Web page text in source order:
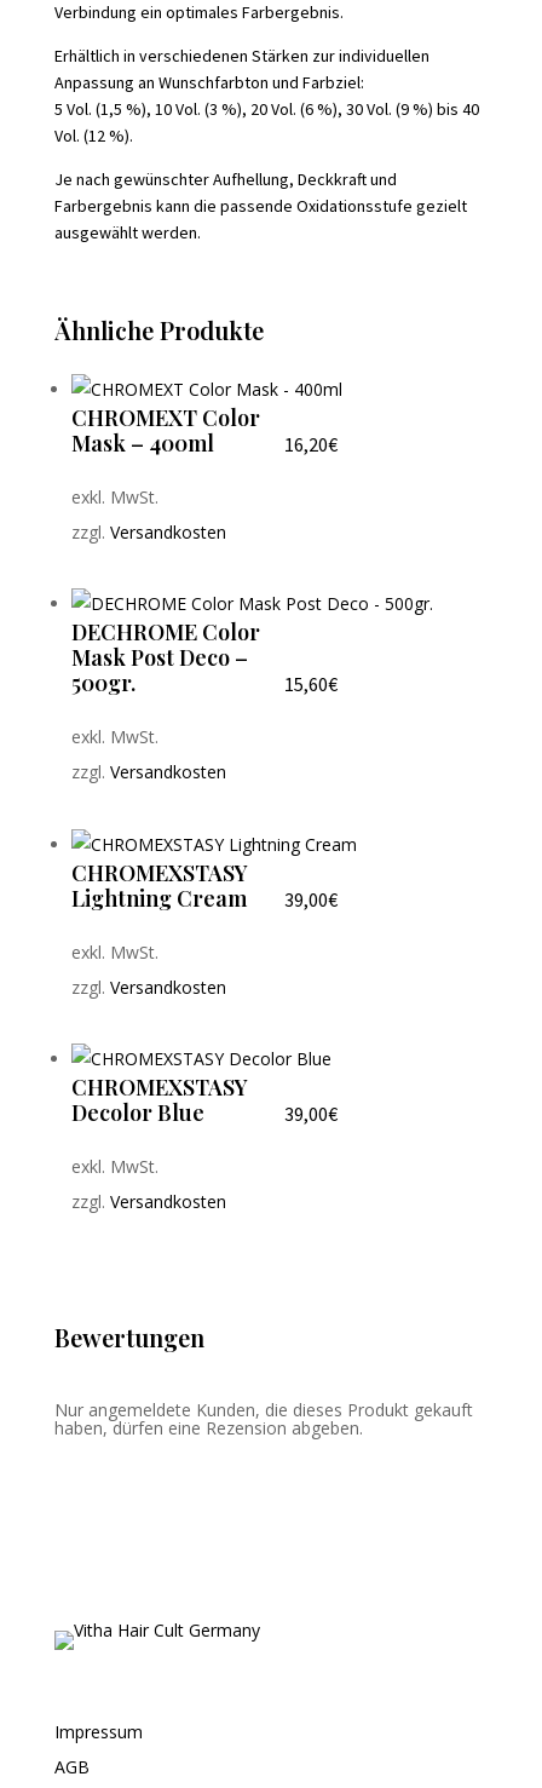
Verbindung ein optimales Farbergebnis.
Erhältlich in verschiedenen Stärken zur individuellen
Anpassung an Wunschfarbton und Farbziel:
5 Vol. (1,5 %), 10 Vol. (3 %), 20 Vol. (6 %), 30 Vol. (9 %) bis 40
Vol. (12 %).
Je nach gewünschter Aufhellung, Deckkraft und
Farbergebnis kann die passende Oxidationsstufe gezielt
ausgewählt werden.
Ähnliche Produkte
CHROMEXT Color
Mask – 400ml
16,20€
exkl. MwSt.
zzgl. Versandkosten
DECHROME Color
Mask Post Deco –
500gr.
15,60€
exkl. MwSt.
zzgl. Versandkosten
CHROMEXSTASY
Lightning Cream
39,00€
exkl. MwSt.
zzgl. Versandkosten
CHROMEXSTASY
Decolor Blue
39,00€
exkl. MwSt.
zzgl. Versandkosten
Bewertungen
Nur angemeldete Kunden, die dieses Produkt gekauft
haben, dürfen eine Rezension abgeben.
Impressum
AGB